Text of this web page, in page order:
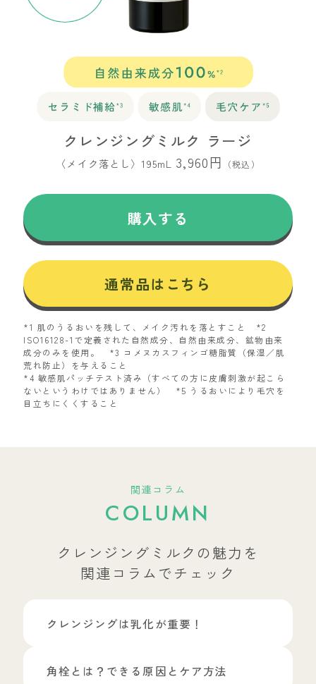
クレンジングミルク ラージ
〈メイク落とし〉195mL 3,960円 （税込）
購入する
通常品はこちら
*1 肌のうるおいを残して、メイク汚れを落とすこと *2
ISO16128-1で定義された自然成分、自然由来成分、鉱物由来
成分のみを使用。 *3 コメヌカスフィンゴ糖脂質（保湿／肌
荒れ防止）を与えること
*4 敏感肌パッチテスト済み（すべての方に皮膚刺激が起こら
ないというわけではありません） *5 うるおいにより毛穴を
目立ちにくくすること
関連コラム
COLUMN
クレンジングミルクの魅力を
関連コラムでチェック
クレンジングは乳化が重要！
角栓とは？できる原因とケア方法